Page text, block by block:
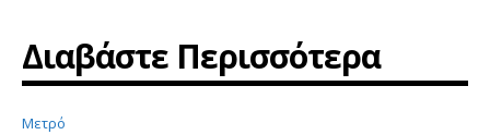
Διαβάστε Περισσότερα
Μετρό